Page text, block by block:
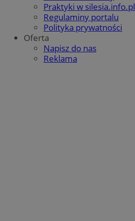
Praktyki w silesia.info.pl
Regulaminy portalu
Polityka prywatności
Oferta
Napisz do nas
Reklama